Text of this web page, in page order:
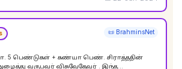
📜 BrahminsNet
வருபவர் விசுவேதேவர் . இந்த